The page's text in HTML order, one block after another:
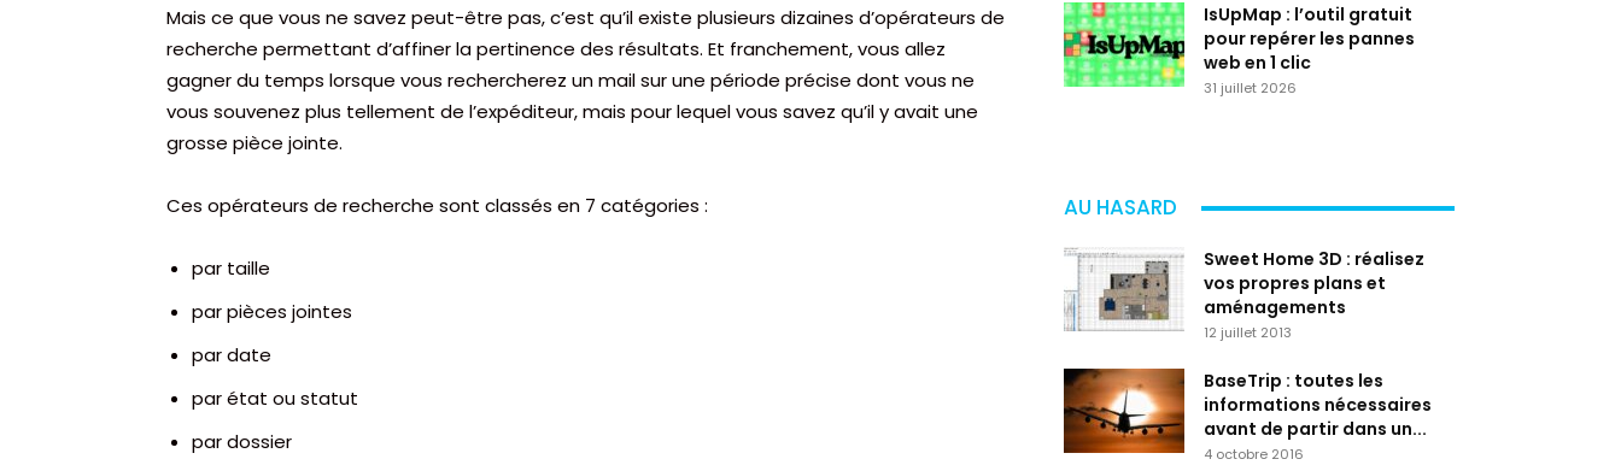
Mais ce que vous ne savez peut-être pas, c’est qu’il existe plusieurs dizaines d’opérateurs de
recherche permettant d’affiner la pertinence des résultats. Et franchement, vous allez
gagner du temps lorsque vous rechercherez un mail sur une période précise dont vous ne
vous souvenez plus tellement de l’expéditeur, mais pour lequel vous savez qu’il y avait une
grosse pièce jointe.
Ces opérateurs de recherche sont classés en 7 catégories :
par taille
par pièces jointes
par date
par état ou statut
par dossier
IsUpMap : l’outil gratuit
pour repérer les pannes
web en 1 clic
31 juillet 2026
AU HASARD
Sweet Home 3D : réalisez
vos propres plans et
aménagements
12 juillet 2013
BaseTrip : toutes les
informations nécessaires
avant de partir dans un...
4 octobre 2016